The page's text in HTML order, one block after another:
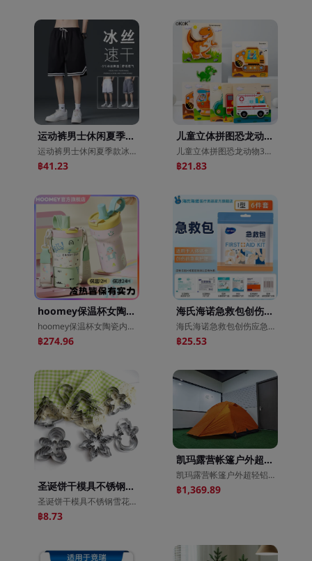
运动裤男士休闲夏季款冰丝宽松韩版潮流宽松直筒裤五分裤子男
运动裤男士休闲夏季款冰丝宽松韩版潮流宽松直筒裤五分裤子男
฿41.23
儿童立体拼图恐龙动物3d卡扣手抓拼板宝宝益智力幼儿木制早教玩具
儿童立体拼图恐龙动物3d卡扣手抓拼板宝宝益智力幼儿木制早教玩具
฿21.83
hoomey保温杯女陶瓷内胆咖啡杯2025新款高颜值学生吸管水杯子保冰
hoomey保温杯女陶瓷内胆咖啡杯2025新款高颜值学生吸管水杯子保冰
฿274.96
海氏海诺急救包创伤应急包便携家用户外车载旅行爬山创口贴应急包
海氏海诺急救包创伤应急包便携家用户外车载旅行爬山创口贴应急包
฿25.53
圣诞饼干模具不锈钢雪花圣诞树姜饼人曲奇蔬菜水果切长期现货供应
圣诞饼干模具不锈钢雪花圣诞树姜饼人曲奇蔬菜水果切长期现货供应
฿8.73
凯玛露营帐篷户外超轻铝杆手动便携双层防大暴雨野营徒步登山帐篷
凯玛露营帐篷户外超轻铝杆手动便携双层防大暴雨野营徒步登山帐篷
฿1,369.89